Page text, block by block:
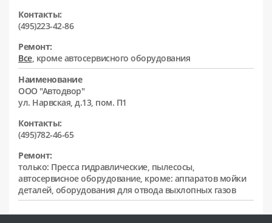
Контакты:
(495)223-42-86
Ремонт:
Все, кроме автосервисного оборудования
Наименование
ООО "Автодвор"
ул. Нарвская, д.13, пом. П1
Контакты:
(495)782-46-65
Ремонт:
только: Пресса гидравлические, пылесосы,
автосервисное оборудование, кроме: аппаратов мойки
деталей, оборудования для отвода выхлопных газов